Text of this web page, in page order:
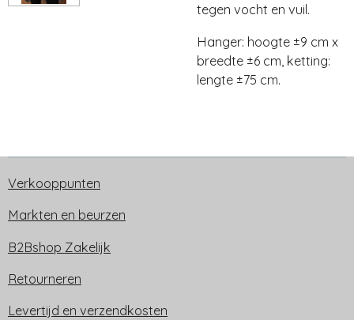
tegen vocht en vuil.
Hanger: hoogte ±9 cm x
breedte ±6 cm, ketting:
lengte ±75 cm.
Verkooppunten
Markten en beurzen
B2Bshop Zakelijk
Retourneren
Levertijd en verzendkosten